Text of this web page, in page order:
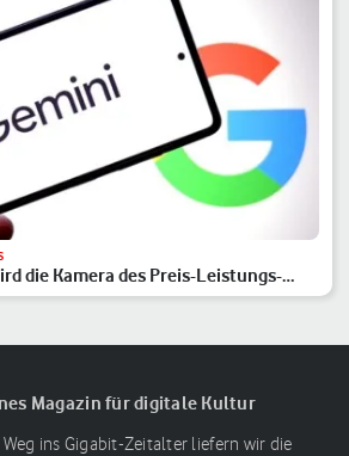
die Kamera des Preis-Leistungs-
Magazin für digitale Kultur
ins Gigabit-Zeitalter liefern wir die